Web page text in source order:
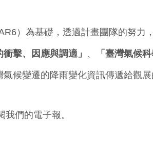
）為基礎，透過計畫團隊的努力
衝擊、因應與調適」 、 「臺灣氣候
氣候變遷的降雨變化資訊傳遞給觀
們的電子報。